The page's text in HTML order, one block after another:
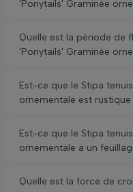
'Ponytails' Graminée
Quelle est la période de
'Ponytails' Graminée
Est-ce que le Stipa
ornementale est rustique
Est-ce que le Stipa
ornementale a un
Quelle est la force de